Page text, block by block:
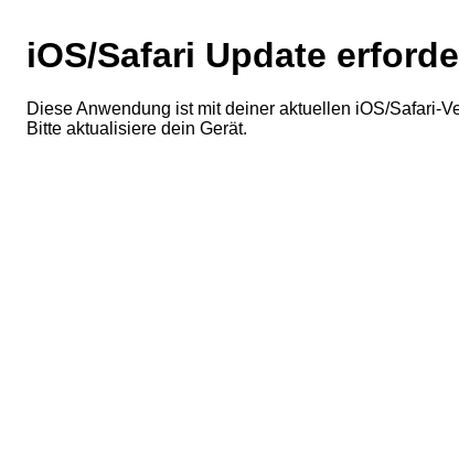
iOS/Safari Update
Diese Anwendung ist mit deiner aktuellen iOS/Safari-
Bitte aktualisiere dein Gerät.